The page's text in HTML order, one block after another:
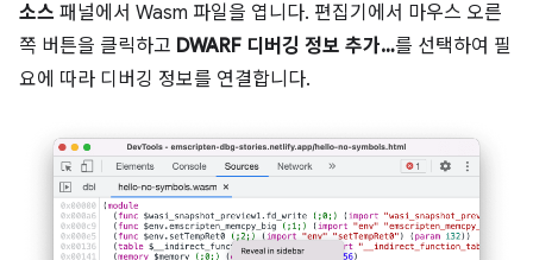
소스 패널에서 Wasm 파일을 엽니다. 편집기에서 마우스 오른
쪽 버튼을 클릭하고 DWARF 디버깅 정보 추가…를 선택하여 필
요에 따라 디버깅 정보를 연결합니다.